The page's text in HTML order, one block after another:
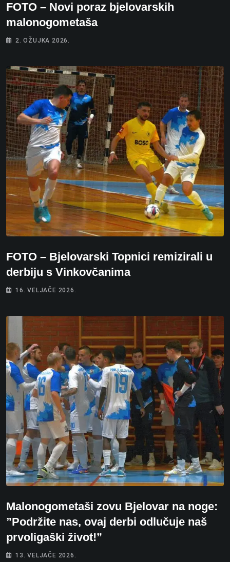
FOTO – Novi poraz bjelovarskih
malonogometaša
2. OŽUJKA 2026.
FOTO – Bjelovarski Topnici remizirali u
derbiju s Vinkovčanima
16. VELJAČE 2026.
Malonogometaši zovu Bjelovar na noge:
”Podržite nas, ovaj derbi odlučuje naš
prvoligaški život!”
13. VELJAČE 2026.